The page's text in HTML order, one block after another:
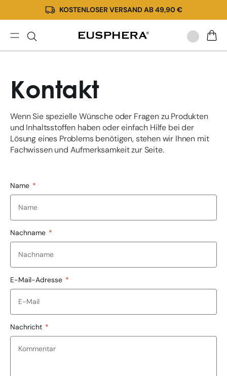
zum
Inhalt
KOSTENLOSER VERSAND AB 49,90 €
Kontakt
Wenn Sie spezielle Wünsche oder Fragen zu Produkten
und Inhaltsstoffen haben oder einfach Hilfe bei der
Lösung eines Problems benötigen, stehen wir Ihnen mit
Fachwissen und Aufmerksamkeit zur Seite.
Name *
Nachname *
E-Mail-Adresse *
Nachricht *